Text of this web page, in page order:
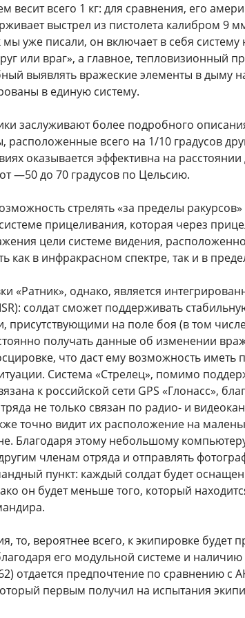
весит всего 1 кг: для сравнения, его
выстрел из пистолета калибром 9
мы уже писали, он включает в себя
или враг», а главное, тепловизионный
выявлять вражеские элементы в дыму
в единую систему.
заслуживают более подробного
расположенные всего на 1/10 градусов
оказывается эффективна на
—50 до 70 градусов по Цельсию.
стрелять «за пределы ракурсов»
прицеливания, которая через
цели системе видения,
как в инфракрасном спектре, так и в
«Ратник», однако, является
солдат сможет поддерживать
присутствующими на поле боя (в том
получать данные об изменении
что даст ему возможность иметь
Система «Стрелец», помимо
к российской сети GPS «Глонасс»,
не только связан по радио- и
точно видит их расположение на
Благодаря этому небольшому
членам отряда и отправлять
пункт: каждый солдат будет
он будет меньше того, который
то, вероятнее всего, к экипировке будет
его модульной системе и наличию
отдается предпочтение по сравнению с
первым получил на испытания